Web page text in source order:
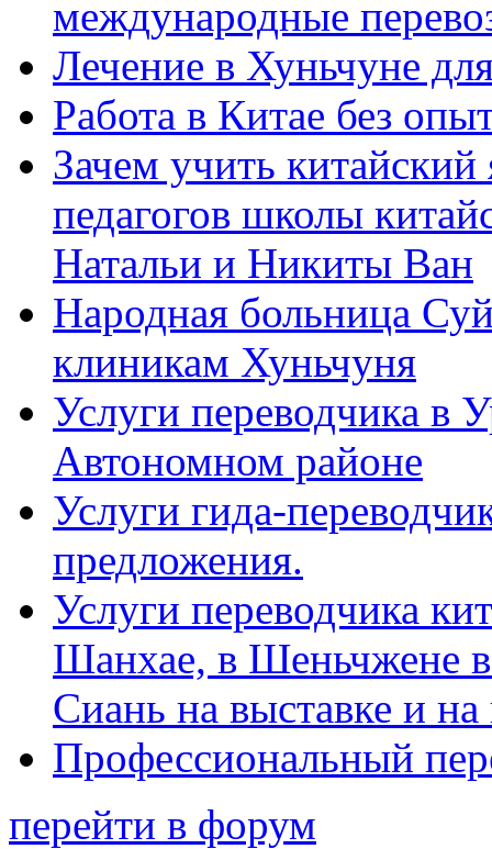
международные
Лечение в Хуньчуне
Работа в Китае без
Зачем учить
педагогов школы
Натальи и Никиты Ван
Народная больница
клиникам Хуньчуня
Услуги переводчика в
Автономном районе
Услуги гида-
предложения.
Услуги переводчика
Шанхае, в Шеньчжене
Сиань на выставке и
Профессиональный
перейти в форум